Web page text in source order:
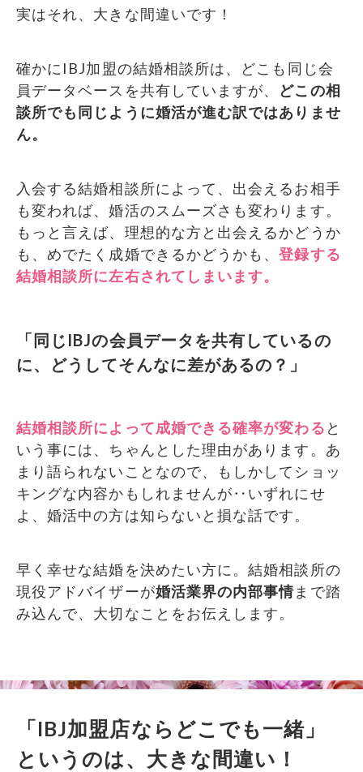
実はそれ、大きな間違いです！
確かにIBJ加盟の結婚相談所は、どこも同じ会
員データベースを共有していますが、
どこの相
談所でも同じように婚活が進む訳ではありませ
ん。
入会する結婚相談所によって、出会えるお相手
も変われば、婚活のスムーズさも変わります。
もっと言えば、理想的な方と出会えるかどうか
も、めでたく成婚できるかどうかも、登録する
結婚相談所に左右されてしまいます。
「同じIBJの会員データを共有しているの
に、どうしてそんなに差があるの？」
結婚相談所によって成婚できる確率が変わる と
いう事には、ちゃんとした理由があります。あ
まり語られないことなので、もしかしてショッ
キングな内容かもしれませんが‥いずれにせ
よ、婚活中の方は知らないと損な話です。
早く幸せな結婚を決めたい方に。結婚相談所の
現役アドバイザーが婚活業界の内部事情まで踏
み込んで、大切なことをお伝えします。
「IBJ加盟店ならどこでも一緒」
というのは、大きな間違い！